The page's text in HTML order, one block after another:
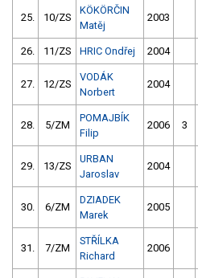
25. 10/ZS
KÖKÖRČIN
Matěj
2003
26. 11/ZS HRIC Ondřej 2004
27. 12/ZS
VODÁK
Norbert
2004
28. 5/ZM
POMAJBÍK
Filip
2006 3
29. 13/ZS
URBAN
Jaroslav
2004
30. 6/ZM
DZIADEK
Marek
2005
31. 7/ZM
STŘÍLKA
Richard
2006